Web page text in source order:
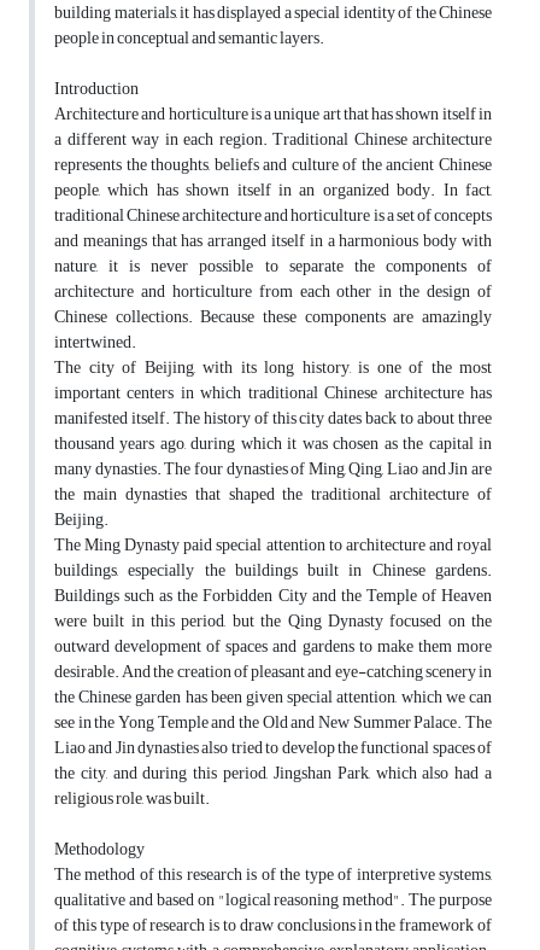
building materials, it has displayed a special identity of the Chinese
people in conceptual and semantic layers.
Introduction
Architecture and horticulture is a unique art that has shown itself in
a different way in each region. Traditional Chinese architecture
represents the thoughts, beliefs and culture of the ancient Chinese
people, which has shown itself in an organized body. In fact,
traditional Chinese architecture and horticulture is a set of concepts
and meanings that has arranged itself in a harmonious body with
nature, it is never possible to separate the components of
architecture and horticulture from each other in the design of
Chinese collections. Because these components are amazingly
intertwined.
The city of Beijing, with its long history, is one of the most
important centers in which traditional Chinese architecture has
manifested itself. The history of this city dates back to about three
thousand years ago, during which it was chosen as the capital in
many dynasties. The four dynasties of Ming, Qing, Liao and Jin are
the main dynasties that shaped the traditional architecture of
Beijing.
The Ming Dynasty paid special attention to architecture and royal
buildings, especially the buildings built in Chinese gardens.
Buildings such as the Forbidden City and the Temple of Heaven
were built in this period, but the Qing Dynasty focused on the
outward development of spaces and gardens to make them more
desirable. And the creation of pleasant and eye-catching scenery in
the Chinese garden has been given special attention, which we can
see in the Yong Temple and the Old and New Summer Palace. The
Liao and Jin dynasties also tried to develop the functional spaces of
the city, and during this period, Jingshan Park, which also had a
religious role, was built.
Methodology
The method of this research is of the type of interpretive systems,
qualitative and based on "logical reasoning method". The purpose
of this type of research is to draw conclusions in the framework of